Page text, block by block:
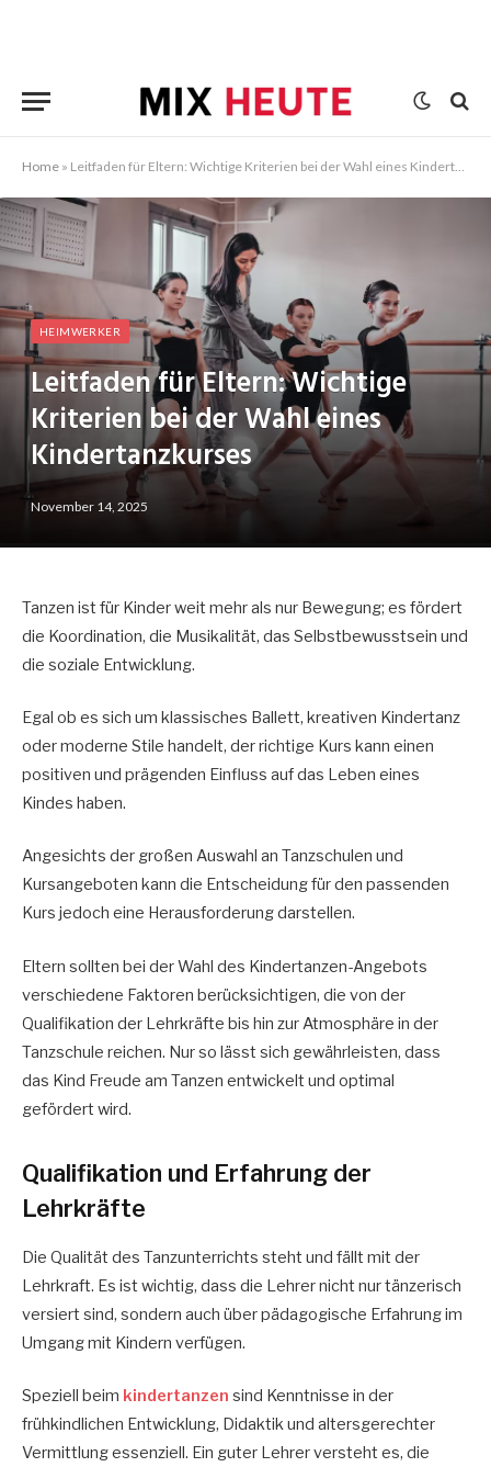
Home » Leitfaden für Eltern: Wichtige Kriterien bei der Wahl eines Kindertanzkurses
HEIMWERKER
Leitfaden für Eltern: Wichtige
Kriterien bei der Wahl eines
Kindertanzkurses
November 14, 2025
Tanzen ist für Kinder weit mehr als nur Bewegung; es fördert
die Koordination, die Musikalität, das Selbstbewusstsein und
die soziale Entwicklung.
Egal ob es sich um klassisches Ballett, kreativen Kindertanz
oder moderne Stile handelt, der richtige Kurs kann einen
positiven und prägenden Einfluss auf das Leben eines
Kindes haben.
Angesichts der großen Auswahl an Tanzschulen und
Kursangeboten kann die Entscheidung für den passenden
Kurs jedoch eine Herausforderung darstellen.
Eltern sollten bei der Wahl des Kindertanzen-Angebots
verschiedene Faktoren berücksichtigen, die von der
Qualifikation der Lehrkräfte bis hin zur Atmosphäre in der
Tanzschule reichen. Nur so lässt sich gewährleisten, dass
das Kind Freude am Tanzen entwickelt und optimal
gefördert wird.
Qualifikation und Erfahrung der
Lehrkräfte
Die Qualität des Tanzunterrichts steht und fällt mit der
Lehrkraft. Es ist wichtig, dass die Lehrer nicht nur tänzerisch
versiert sind, sondern auch über pädagogische Erfahrung im
Umgang mit Kindern verfügen.
Speziell beim kindertanzen sind Kenntnisse in der
frühkindlichen Entwicklung, Didaktik und altersgerechter
Vermittlung essenziell. Ein guter Lehrer versteht es, die